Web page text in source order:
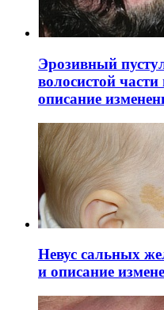
Эрозивный
волосистой
описание
Невус сальных
и описание